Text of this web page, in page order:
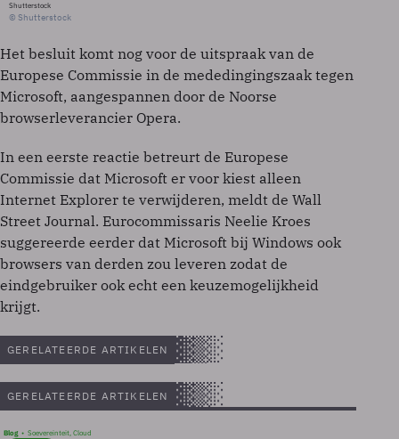
Shutterstock
© Shutterstock
Het besluit komt nog voor de uitspraak van de
Europese Commissie in de mededingingszaak tegen
Microsoft, aangespannen door de Noorse
browserleverancier Opera.
In een eerste reactie betreurt de Europese
Commissie dat Microsoft er voor kiest alleen
Internet Explorer te verwijderen, meldt de Wall
Street Journal. Eurocommissaris Neelie Kroes
suggereerde eerder dat Microsoft bij Windows ook
browsers van derden zou leveren zodat de
eindgebruiker ook echt een keuzemogelijkheid
krijgt.
GERELATEERDE ARTIKELEN
GERELATEERDE ARTIKELEN
Blog Soevereinteit, Cloud